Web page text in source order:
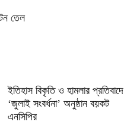
তেল
ইতিহাস বিকৃতি ও হামলার প্রতিবাদে
‘জুলাই সংবর্ধনা’ অনুষ্ঠান বয়কট
এনসিপির